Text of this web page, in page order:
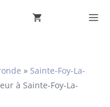
» Sainte-Foy-La-
à Sainte-Foy-La-